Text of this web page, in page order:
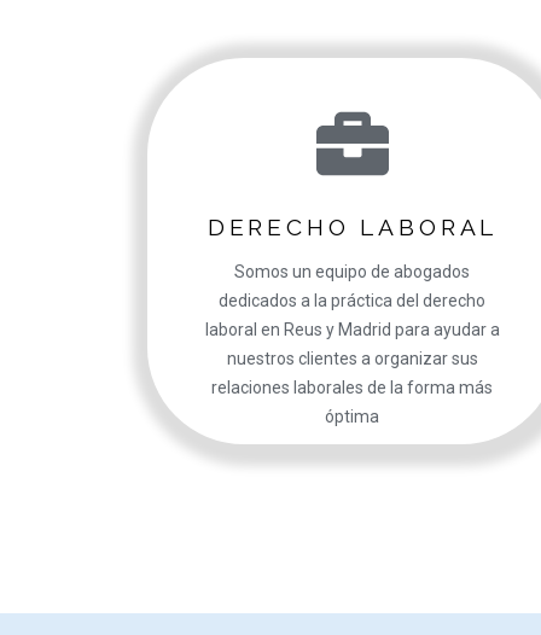
DERECHO LABORAL
Somos un equipo de abogados
dedicados a la práctica del derecho
laboral en Reus y Madrid para ayudar a
nuestros clientes a organizar sus
relaciones laborales de la forma más
óptima